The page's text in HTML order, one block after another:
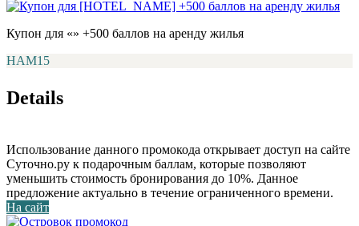
Купон для «» +500 баллов на аренду жилья
НАМ15
Details
Использование данного промокода открывает доступ на сайте
Суточно.ру к подарочным баллам, которые позволяют
уменьшить стоимость бронирования до 10%. Данное
предложение актуально в течение ограниченного времени.
На сайт